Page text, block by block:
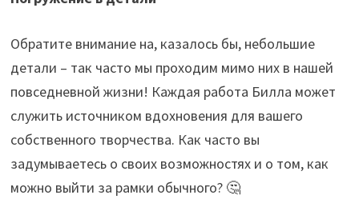
Обратите внимание на, казалось бы, небольшие
детали – так часто мы проходим мимо них в нашей
повседневной жизни! Каждая работа Билла может
служить источником вдохновения для вашего
собственного творчества. Как часто вы
задумываетесь о своих возможностях и о том, как
можно выйти за рамки обычного? 🤔